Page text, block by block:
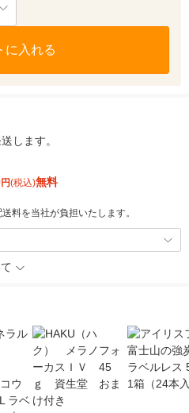
に入れる
します。
円(税込)無料
料を当社が負担いたします。